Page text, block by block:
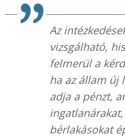
Az
vizsgálható,
felmerül a
ha az állam új
adja a pénzt,
bérlakásokat